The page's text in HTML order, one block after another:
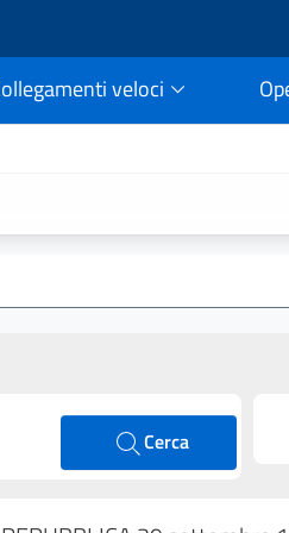
veloci
Cerca